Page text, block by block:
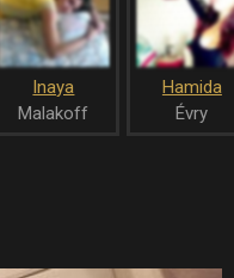
Inaya
Malakoff
Hamida
Évry